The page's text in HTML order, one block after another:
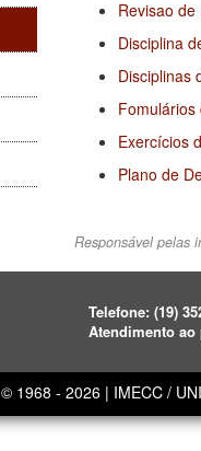
Revisao de
Disciplina
Disciplinas
Fomulários
Exercícios
Plano de
Responsável pelas
Telefone: (19)
Atendimento
© 1968 - 2026 | IMECC /